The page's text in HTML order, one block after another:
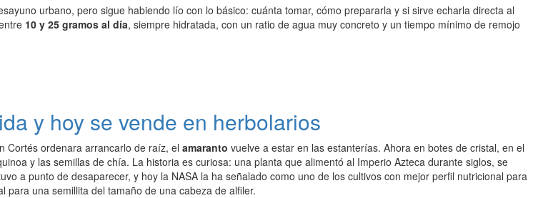
urbano, pero sigue habiendo lío con lo básico: cuánta tomar, cómo prepararla y si sirve echarla directa al
10 y 25 gramos al día, siempre hidratada, con un ratio de agua muy concreto y un tiempo mínimo de remojo
y hoy se vende en herbolarios
Cortés ordenara arrancarlo de raíz, el amaranto vuelve a estar en las estanterías. Ahora en botes de cristal, en el
y las semillas de chía. La historia es curiosa: una planta que alimentó al Imperio Azteca durante siglos, se
a punto de desaparecer, y hoy la NASA la ha señalado como uno de los cultivos con mejor perfil nutricional para
para una semillita del tamaño de una cabeza de alfiler.